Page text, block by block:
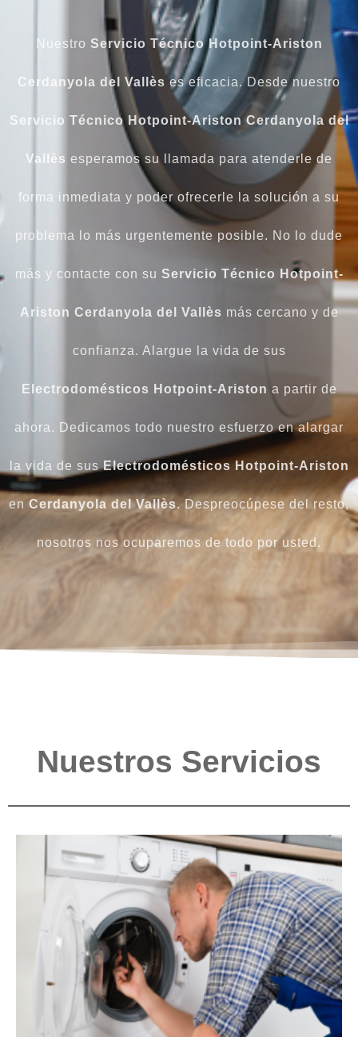
Nuestro Servicio Técnico Hotpoint-Ariston
Cerdanyola del Vallès es eficacia. Desde nuestro
Servicio Técnico Hotpoint-Ariston Cerdanyola del
Vallès esperamos su llamada para atenderle de
forma inmediata y poder ofrecerle la solución a su
problema lo más urgentemente posible. No lo dude
más y contacte con su Servicio Técnico Hotpoint-
Ariston Cerdanyola del Vallès más cercano y de
confianza. Alargue la vida de sus
Electrodomésticos Hotpoint-Ariston a partir de
ahora. Dedicamos todo nuestro esfuerzo en alargar
la vida de susElectrodomésticos Hotpoint-Ariston
en Cerdanyola del Vallès. Despreocúpese del resto,
nosotros nos ocuparemos de todo por usted.
Nuestros Servicios